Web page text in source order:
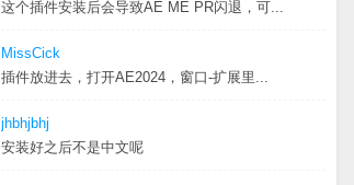
这个插件安装后会导致AE ME PR闪退，可...
MissCick
插件放进去，打开AE2024，窗口-扩展里...
jhbhjbhj
安装好之后不是中文呢